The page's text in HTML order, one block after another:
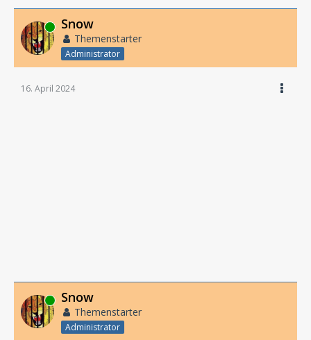
Online Snow
Themenstarter
Administrator
16. April 2024
Online Snow
Themenstarter
Administrator